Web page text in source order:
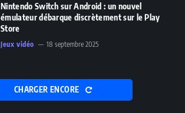
Nintendo Switch sur Android : un nouvel
émulateur débarque discrètement sur le Play
Store
Jeux vidéo 18 septembre 2025
CHARGER ENCORE